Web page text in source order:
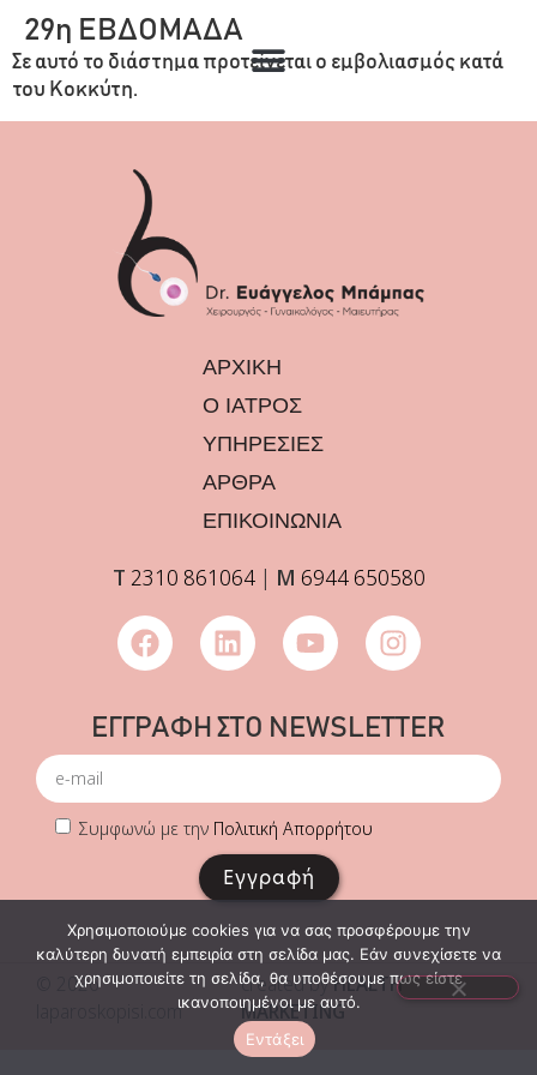
29η ΕΒΔΟΜΑΔΑ
Σε αυτό το διάστημα προτείνεται ο εμβολιασμός κατά
του Κοκκύτη.
ΑΡΧΙΚΗ
Ο ΙΑΤΡΟΣ
ΥΠΗΡΕΣΙΕΣ
ΑΡΘΡΑ
ΕΠΙΚΟΙΝΩΝΙΑ
Τ 2310 861064| Μ 6944 650580
ΕΓΓΡΑΦΗ ΣΤΟ NEWSLETTER
Συμφωνώ με την Πολιτική Απορρήτου
Εγγραφή
© 2026
laparoskopisi.com
created byHEALTH
MARKETING
Χρησιμοποιούμε cookies για να σας προσφέρουμε την
καλύτερη δυνατή εμπειρία στη σελίδα μας. Εάν συνεχίσετε να
χρησιμοποιείτε τη σελίδα, θα υποθέσουμε πως είστε
ικανοποιημένοι με αυτό.
Εντάξει